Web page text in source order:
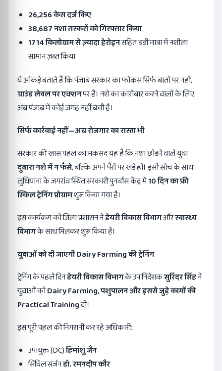
26,256केस दर्ज किए
38,687नशा तस्करों को गिरफ्तार किया
1714किलोग्राम से ज़्यादा हेरोइनसहित बड़ी मात्रा में नशीला
सामान ज़ब्त किया
ये आंकड़े बताते हैं कि पंजाब सरकार का फोकस सिर्फ बातों पर नहीं,
ग्राउंड लेवल पर एक्शनपर है। नशे का कारोबार करने वालों के लिए
अब पंजाब में कोई जगह नहीं बची है।
सिर्फ कार्रवाई नहीं—अब रोजगार का रास्ता भी
सरकार की खास पहल का मकसद यह है कि नशा छोड़ने वाले युवा
दुबारा नशे में न फँसे, बल्कि अपने पैरों पर खड़े हों। इसी सोच के साथ
लुधियाना के जगरांव स्थित सरकारी पुनर्वास केंद्र में10दिन का फ्री
स्किल ट्रेनिंग प्रोग्रामशुरू किया गया है।
इस कार्यक्रम को जिला प्रशासन नेडेयरी विकास विभागऔरस्वास्थ्य
विभागके साथ मिलकर शुरू किया है।
युवाओं को दी जाएगीDairy Farmingकी ट्रेनिंग
ट्रेनिंग के पहले दिनडेयरी विकास विभागके उप निदेशकसुरिंदर सिंहने
युवाओं कोDairy Farming,पशुपालन और इससे जुड़े कामों की
Practical Trainingदी।
इस पूरी पहल की निगरानी कर रहे अधिकारी:
उपायुक्त (DC)हिमांशु जैन
सिविल सर्जनडॉ. रमनदीप कौर